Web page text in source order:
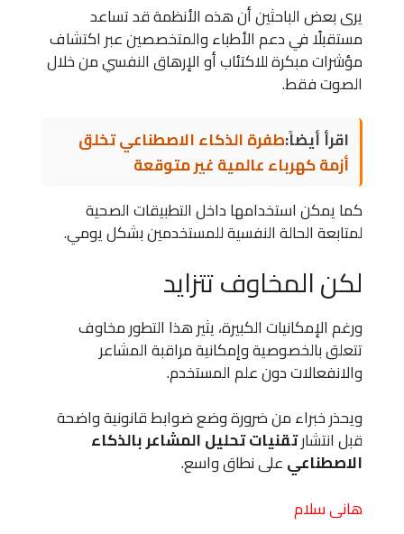
يرى بعض الباحثين أن هذه الأنظمة قد تساعد
مستقبلًا في دعم الأطباء والمتخصصين عبر اكتشاف
مؤشرات مبكرة للاكتئاب أو الإرهاق النفسي من خلال
الصوت فقط.
اقرأ أيضاً:طفرة الذكاء الاصطناعي تخلق
أزمة كهرباء عالمية غير متوقعة
كما يمكن استخدامها داخل التطبيقات الصحية
لمتابعة الحالة النفسية للمستخدمين بشكل يومي.
لكن المخاوف تتزايد
ورغم الإمكانيات الكبيرة، يثير هذا التطور مخاوف
تتعلق بالخصوصية وإمكانية مراقبة المشاعر
والانفعالات دون علم المستخدم.
ويحذر خبراء من ضرورة وضع ضوابط قانونية واضحة
قبل انتشارتقنيات تحليل المشاعر بالذكاء
الاصطناعيعلى نطاق واسع.
هانى سلام